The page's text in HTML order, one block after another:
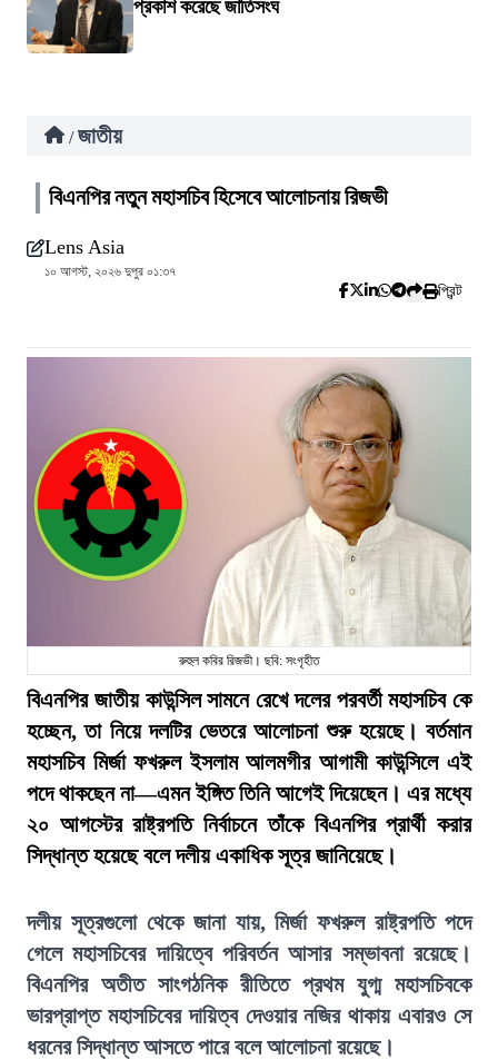
প্রকাশ করেছে জাতিসংঘ
/ জাতীয়
বিএনপির নতুন মহাসচিব হিসেবে আলোচনায় রিজভী
Lens Asia
১০ আগস্ট, ২০২৬ দুপুর ০১:৩৭
প্রিন্ট
রুহুল কবির রিজভী। ছবি: সংগৃহীত
বিএনপির জাতীয় কাউন্সিল সামনে রেখে দলের পরবর্তী মহাসচিব কে
হচ্ছেন, তা নিয়ে দলটির ভেতরে আলোচনা শুরু হয়েছে। বর্তমান
মহাসচিব মির্জা ফখরুল ইসলাম আলমগীর আগামী কাউন্সিলে এই
পদে থাকছেন না—এমন ইঙ্গিত তিনি আগেই দিয়েছেন। এর মধ্যে
২০ আগস্টের রাষ্ট্রপতি নির্বাচনে তাঁকে বিএনপির প্রার্থী করার
সিদ্ধান্ত হয়েছে বলে দলীয় একাধিক সূত্র জানিয়েছে।
দলীয় সূত্রগুলো থেকে জানা যায়, মির্জা ফখরুল রাষ্ট্রপতি পদে
গেলে মহাসচিবের দায়িত্বে পরিবর্তন আসার সম্ভাবনা রয়েছে।
বিএনপির অতীত সাংগঠনিক রীতিতে প্রথম যুগ্ম মহাসচিবকে
ভারপ্রাপ্ত মহাসচিবের দায়িত্ব দেওয়ার নজির থাকায় এবারও সে
ধরনের সিদ্ধান্ত আসতে পারে বলে আলোচনা রয়েছে।